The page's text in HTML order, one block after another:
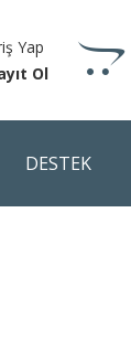
Yap
Ol
Git
DESTEK